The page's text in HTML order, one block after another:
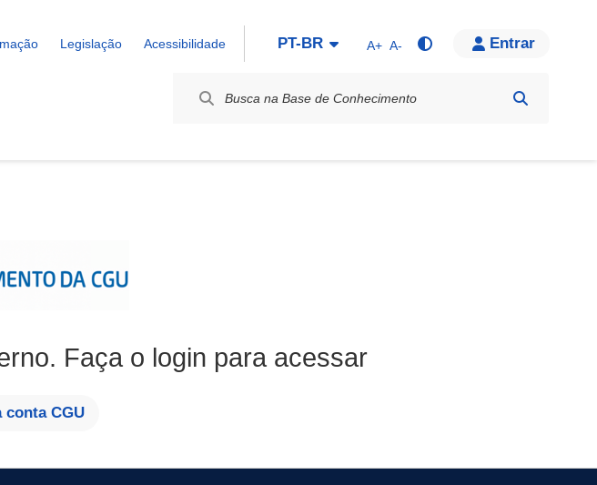
Legislação Acessibilidade PT-BR A+ A- Entrar
Faça o login para acessar
conta CGU